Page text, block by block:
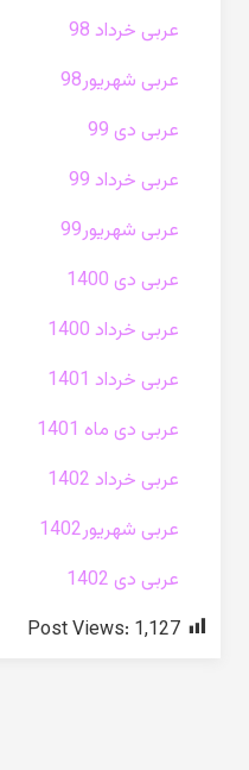
عربی خرداد 98
عربی شهریور98
عربی دی 99
عربی خرداد 99
عربی شهریور99
عربی دی 1400
عربی خرداد 1400
عربی خرداد 1401
عربی دی ماه 1401
عربی خرداد 1402
عربی شهریور1402
عربی دی 1402
Post Views: 1,127